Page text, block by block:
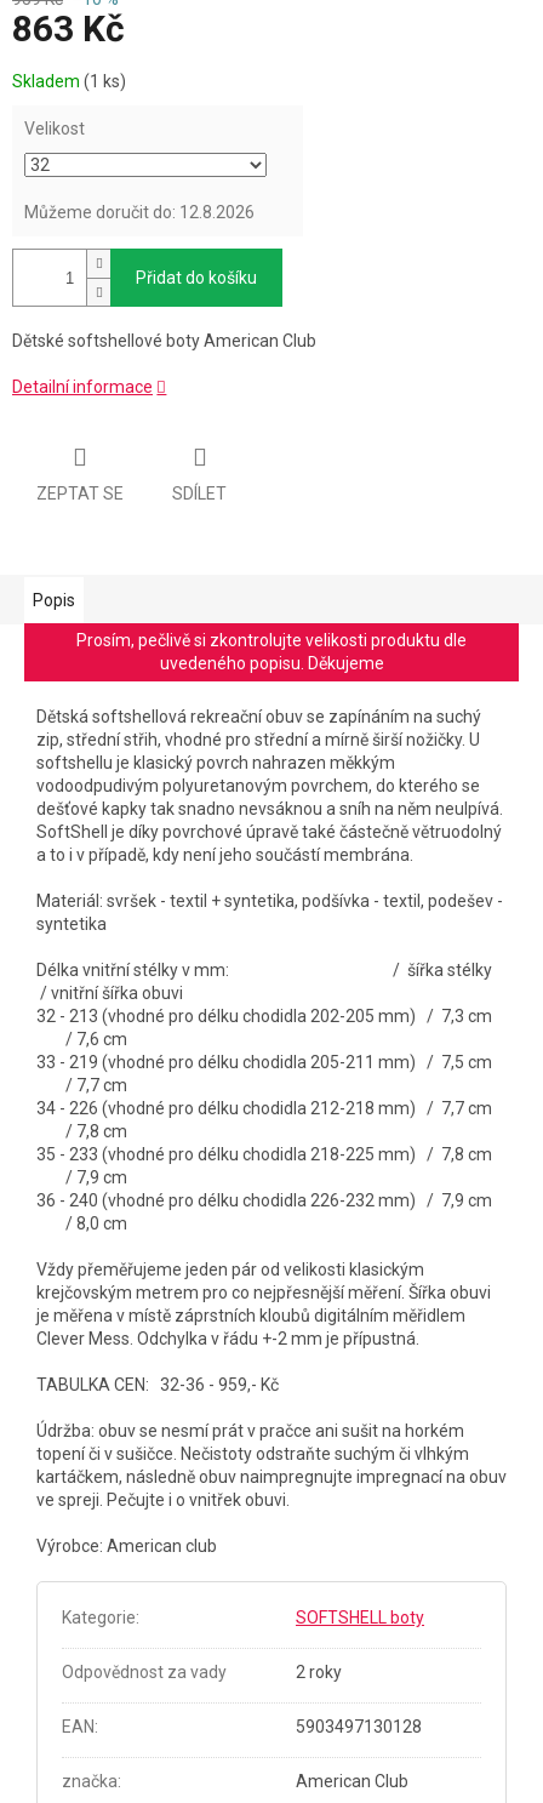
863 Kč
cena:
Skladem (1 ks)
Velikost
Můžeme doručit do: 12.8.2026
Přidat do košíku
Dětské softshellové boty American Club
Detailní informace
ZEPTAT SE SDÍLET
Popis
Prosím, pečlivě si zkontrolujte velikosti produktu dle
uvedeného popisu. Děkujeme
Dětská softshellová rekreační obuv se zapínáním na suchý
zip, střední střih, vhodné pro střední a mírně širší nožičky. U
softshellu je klasický povrch nahrazen měkkým
vodoodpudivým polyuretanovým povrchem, do kterého se
dešťové kapky tak snadno nevsáknou a sníh na něm neulpívá.
SoftShell je díky povrchové úpravě také částečně větruodolný
a to i v případě, kdy není jeho součástí membrána.
Materiál: svršek - textil + syntetika, podšívka - textil, podešev -
syntetika
Délka vnitřní stélky v mm: / šířka stélky
/ vnitřní šířka obuvi
32 - 213 (vhodné pro délku chodidla 202-205 mm) / 7,3 cm
/ 7,6 cm
33 - 219 (vhodné pro délku chodidla 205-211 mm) / 7,5 cm
/ 7,7 cm
34 - 226 (vhodné pro délku chodidla 212-218 mm) / 7,7 cm
/ 7,8 cm
35 - 233 (vhodné pro délku chodidla 218-225 mm) / 7,8 cm
/ 7,9 cm
36 - 240 (vhodné pro délku chodidla 226-232 mm) / 7,9 cm
/ 8,0 cm
Vždy přeměřujeme jeden pár od velikosti klasickým
krejčovským metrem pro co nejpřesnější měření. Šířka obuvi
je měřena v místě záprstních kloubů digitálním měřidlem
Clever Mess. Odchylka v řádu +-2 mm je přípustná.
TABULKA CEN: 32-36 - 959,- Kč
Údržba: obuv se nesmí prát v pračce ani sušit na horkém
topení či v sušičce. Nečistoty odstraňte suchým či vlhkým
kartáčkem, následně obuv naimpregnujte impregnací na obuv
ve spreji. Pečujte i o vnitřek obuvi.
Výrobce: American club
Kategorie: SOFTSHELL boty
Odpovědnost za vady 2 roky
EAN: 5903497130128
značka: American Club